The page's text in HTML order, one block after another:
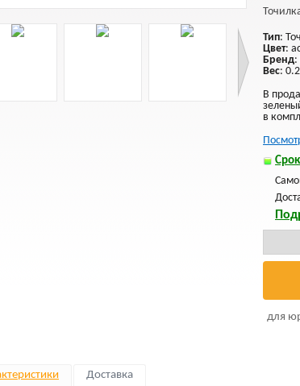
Тип:
Цвет:
Бренд:
Вес:
В
в
для
Доставка